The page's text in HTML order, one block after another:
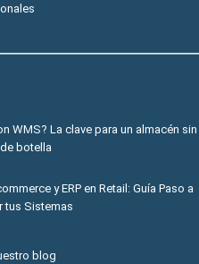
WMS? La clave para un almacén sin
botella
y ERP en Retail: Guía Paso a
tus Sistemas
blog